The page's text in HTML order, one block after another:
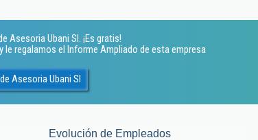
Asesoria Ubani Sl. ¡Es gratis!
le regalamos el Informe Ampliado de esta empresa
Asesoria Ubani Sl
Evolución de Empleados